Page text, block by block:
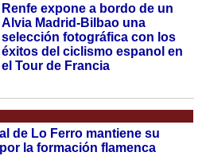
Renfe expone a bordo de un
Alvia Madrid-Bilbao una
selección fotográfica con los
éxitos del ciclismo espanol en
el Tour de Francia
de Lo Ferro mantiene su
la formación flamenca